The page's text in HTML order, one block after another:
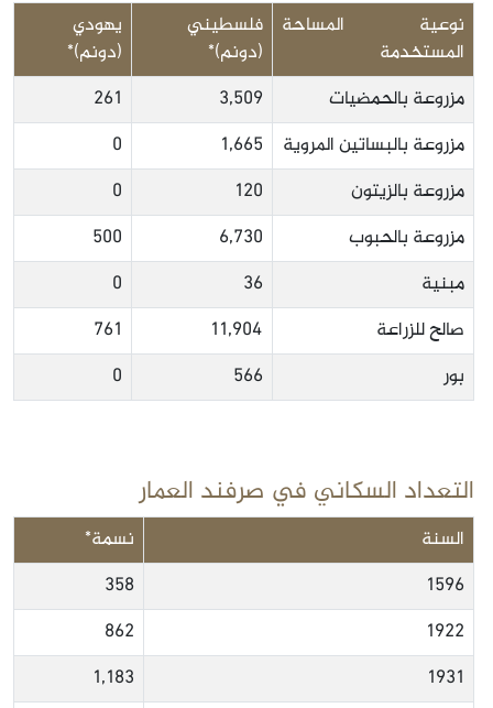
نوعية المساحة
المستخدمة
فلسطيني
(دونم)*
يهودي
(دونم)*
مزروعة بالحمضيات
3,509
261
مزروعة بالبساتين المروية
1,665
0
مزروعة بالزيتون
120
0
مزروعة بالحبوب
6,730
500
مبنية
36
0
صالح للزراعة
11,904
761
بور
566
0
التعداد السكاني في صرفند العمار
السنة
نسمة*
1596
358
1922
862
1931
1,183